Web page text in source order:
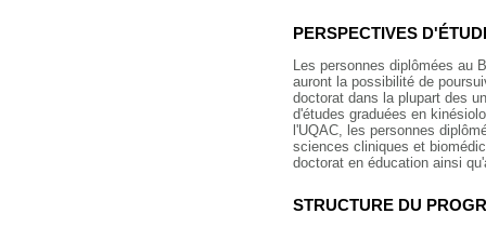
PERSPECTIVES
Les personnes diplômées au
auront la possibilité de
doctorat dans la plupart des
d'études graduées en
l'UQAC, les personnes
sciences cliniques et
doctorat en éducation ainsi
STRUCTURE DU